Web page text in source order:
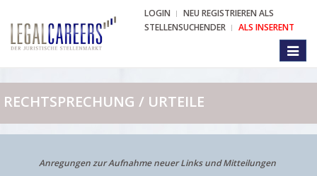
LOGIN
NEU REGISTRIEREN ALS
STELLENSUCHENDER
ALS INSERENT
RECHTSPRECHUNG / URTEILE
Anregungen zur Aufnahme neuer Links und Mitteilungen